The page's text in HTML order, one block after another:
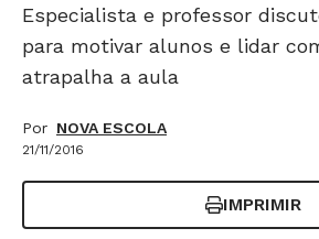
Especialista e professor
para motivar alunos e lidar
atrapalha a aula
Por NOVA ESCOLA
21/11/2016
IMPRIMIR